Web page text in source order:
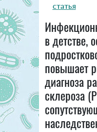
статья
в детстве,
повышает
диагноза
склероза